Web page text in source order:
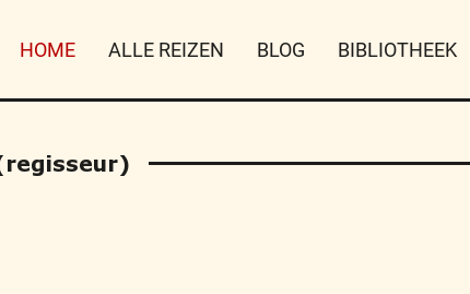
HOME ALLE REIZEN BLOG BIBLIOTHEEK